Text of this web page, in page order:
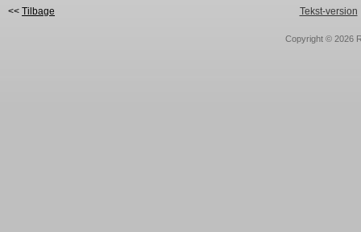
<< Tilbage Tekst-version
Copyright © 2026